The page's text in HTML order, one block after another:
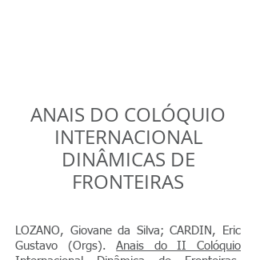
ANAIS DO COLÓQUIO
INTERNACIONAL
DINÂMICAS DE
FRONTEIRAS
LOZANO, Giovane da Silva; CARDIN, Eric
Gustavo (Orgs).Anais do II Colóquio